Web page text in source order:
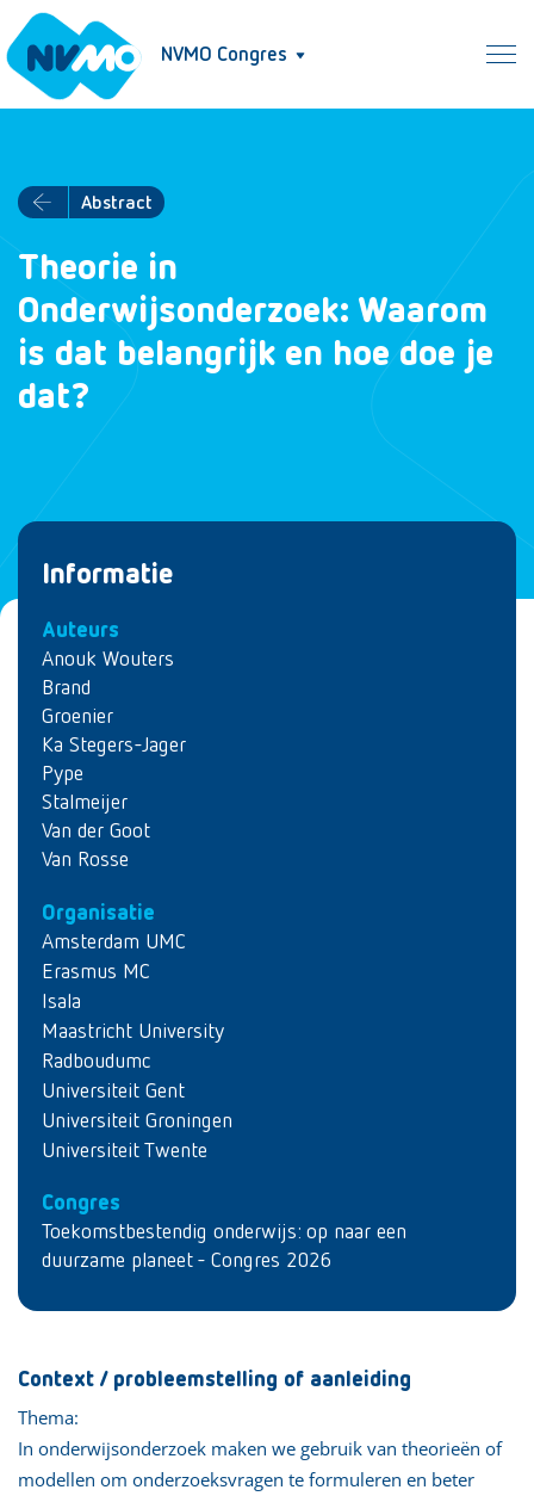
NVMO Congres
Abstract
Theorie in
Onderwijsonderzoek: Waarom
is dat belangrijk en hoe doe je
dat?
Informatie
Auteurs
Anouk Wouters
Brand
Groenier
Ka Stegers-Jager
Pype
Stalmeijer
Van der Goot
Van Rosse
Organisatie
Amsterdam UMC
Erasmus MC
Isala
Maastricht University
Radboudumc
Universiteit Gent
Universiteit Groningen
Universiteit Twente
Congres
Toekomstbestendig onderwijs: op naar een
duurzame planeet - Congres 2026
Context / probleemstelling of aanleiding
Thema:
In onderwijsonderzoek maken we gebruik van theorieën of
modellen om onderzoeksvragen te formuleren en beter